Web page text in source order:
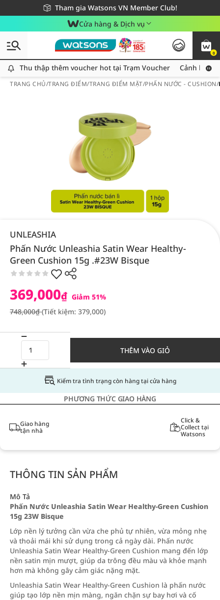
Tham gia Watsons VN Member Club!
Miễn phí giao hàng cho đơn hàng từ 249,000Đ
Giao hàng nhanh 24h - Áp dụng khu vực TP. Hồ Chí Minh
Cửa hàng & Dịch vụ
0
Thu thập thêm voucher hot tại Trạm Voucher
Thu thập thêm voucher hot tại Trạm Voucher Cảnh báo
TRANG CHỦ/TRANG ĐIỂM/TRANG ĐIỂM MẶT/PHẤN NƯỚC - CUSHION/
UNLEASHIA
Phấn Nước Unleashia Satin Wear Healthy-
Green Cushion 15g .#23W Bisque
369,000₫ Giảm 51%
748,000₫(Tiết kiệm: 379,000)
THÊM VÀO GIỎ
Kiểm tra tình trạng còn hàng tại cửa hàng
PHƯƠNG THỨC GIAO HÀNG
Giao hàng
tận nhà
Click &
Collect tại
Watsons
THÔNG TIN SẢN PHẨM
Mô Tả
Phấn Nước Unleashia Satin Wear Healthy-Green Cushion
15g 23W Bisque
Lớp nền lý tưởng cần vừa che phủ tự nhiên, vừa mỏng nhẹ
và thoải mái khi sử dụng trong cả ngày dài. Phấn nước
Unleashia Satin Wear Healthy-Green Cushion mang đến lớp
nền satin mịn mượt, giúp da trông đều màu và khỏe mạnh
hơn mà không gây cảm giác nặng mặt.
Unleashia Satin Wear Healthy-Green Cushion là phấn nước
giúp tạo lớp nền mịn màng, ngăn chặn sự bay hơi và cố